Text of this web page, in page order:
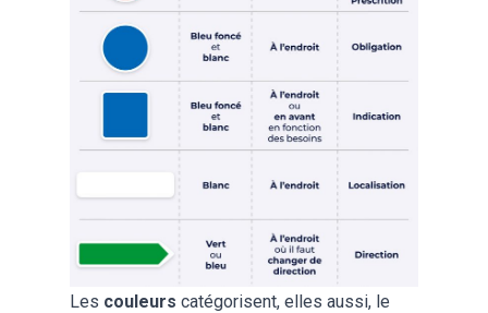
Les couleurs catégorisent, elles aussi, le